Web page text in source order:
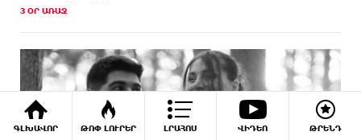
ԳԼԽԱՎՈՐ ԹՈՓ ԼՈՒՐԵՐ ԼՐԱՀՈՍ ՎԻԴԵՈ ԹՐԵՆԴ
3 ՕՐ ԱՌԱՋ